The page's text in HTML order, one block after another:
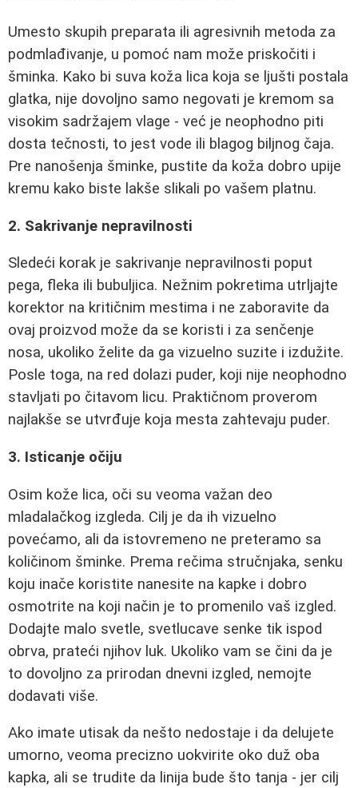
Umesto skupih preparata ili agresivnih metoda za
podmlađivanje, u pomoć nam može priskočiti i
šminka. Kako bi suva koža lica koja se ljušti postala
glatka, nije dovoljno samo negovati je kremom sa
visokim sadržajem vlage - već je neophodno piti
dosta tečnosti, to jest vode ili blagog biljnog čaja.
Pre nanošenja šminke, pustite da koža dobro upije
kremu kako biste lakše slikali po vašem platnu.
2. Sakrivanje nepravilnosti
Sledeći korak je sakrivanje nepravilnosti poput
pega, fleka ili bubuljica. Nežnim pokretima utrljajte
korektor na kritičnim mestima i ne zaboravite da
ovaj proizvod može da se koristi i za senčenje
nosa, ukoliko želite da ga vizuelno suzite i izdužite.
Posle toga, na red dolazi puder, koji nije neophodno
stavljati po čitavom licu. Praktičnom proverom
najlakše se utvrđuje koja mesta zahtevaju puder.
3. Isticanje očiju
Osim kože lica, oči su veoma važan deo
mladalačkog izgleda. Cilj je da ih vizuelno
povećamo, ali da istovremeno ne preteramo sa
količinom šminke. Prema rečima stručnjaka, senku
koju inače koristite nanesite na kapke i dobro
osmotrite na koji način je to promenilo vaš izgled.
Dodajte malo svetle, svetlucave senke tik ispod
obrva, prateći njihov luk. Ukoliko vam se čini da je
to dovoljno za prirodan dnevni izgled, nemojte
dodavati više.
Ako imate utisak da nešto nedostaje i da delujete
umorno, veoma precizno uokvirite oko duž oba
kapka, ali se trudite da linija bude što tanja - jer cilj